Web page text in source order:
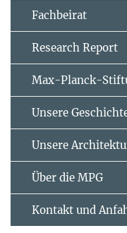
Fachbeirat
Research Report
Max-Planck-
Unsere
Unsere
Über die MPG
Kontakt und